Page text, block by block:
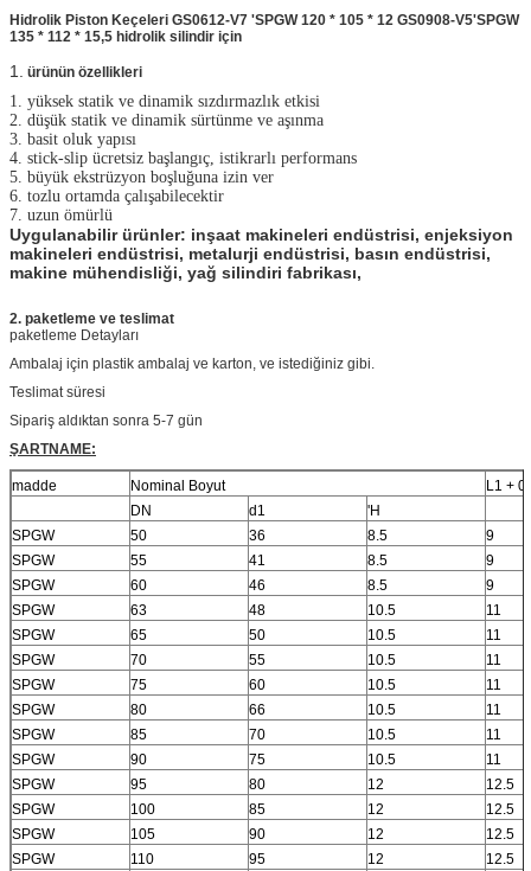
Hidrolik Piston Keçeleri GS0612-V7 'SPGW 120 * 105 * 12 GS0908-V5'SPGW
135 * 112 * 15,5 hidrolik silindir için
1. ürünün özellikleri
1. yüksek statik ve dinamik sızdırmazlık etkisi
2. düşük statik ve dinamik sürtünme ve aşınma
3. basit oluk yapısı
4. stick-slip ücretsiz başlangıç, istikrarlı performans
5. büyük ekstrüzyon boşluğuna izin ver
6. tozlu ortamda çalışabilecektir
7. uzun ömürlü
Uygulanabilir ürünler: inşaat makineleri endüstrisi, enjeksiyon
makineleri endüstrisi, metalurji endüstrisi, basın endüstrisi,
makine mühendisliği, yağ silindiri fabrikası,
2. paketleme ve teslimat
paketleme Detayları
Ambalaj için plastik ambalaj ve karton, ve istediğiniz gibi.
Teslimat süresi
Sipariş aldıktan sonra 5-7 gün
ŞARTNAME:
madde Nominal Boyut
L1 +
DN
d1
'H
SPGW
50 36 8.5
9
SPGW
55 41 8.5
9
SPGW
60 46 8.5
9
SPGW
63 48 10.5
11
SPGW
65 50 10.5
11
SPGW
70 55 10.5
11
SPGW
75 60 10.5
11
SPGW
80 66 10.5
11
SPGW
85 70 10.5
11
SPGW
90 75 10.5
11
SPGW
95 80 12
12.5
SPGW
100 85 12
12.5
SPGW
105 90 12
12.5
SPGW
110 95 12
12.5